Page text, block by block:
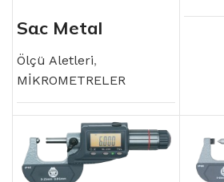
Sac Metal
Mikrometresi
Ölçü Aletleri,
MİKROMETRELER